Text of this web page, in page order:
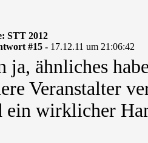
STT 2012
#15 - 17.12.11 um 21:06:42
ja, ähnliches
Veranstalter
ein wirklicher